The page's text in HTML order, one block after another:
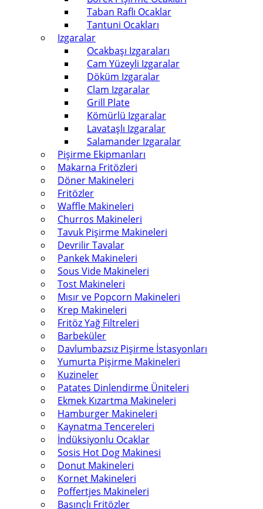
Taban Raflı Ocaklar
Tantuni Ocakları
Izgaralar
Ocakbaşı Izgaraları
Cam Yüzeyli Izgaralar
Döküm Izgaralar
Clam Izgaralar
Grill Plate
Kömürlü Izgaralar
Lavataşlı Izgaralar
Salamander Izgaralar
Pişirme Ekipmanları
Makarna Fritözleri
Döner Makineleri
Fritözler
Waffle Makineleri
Churros Makineleri
Tavuk Pişirme Makineleri
Devrilir Tavalar
Pankek Makineleri
Sous Vide Makineleri
Tost Makineleri
Mısır ve Popcorn Makineleri
Krep Makineleri
Fritöz Yağ Filtreleri
Barbeküler
Davlumbazsız Pişirme İstasyonları
Yumurta Pişirme Makineleri
Kuzineler
Patates Dinlendirme Üniteleri
Ekmek Kızartma Makineleri
Hamburger Makineleri
Kaynatma Tencereleri
İndüksiyonlu Ocaklar
Sosis Hot Dog Makinesi
Donut Makineleri
Kornet Makineleri
Poffertjes Makineleri
Basınçlı Fritözler